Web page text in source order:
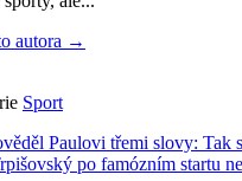
autora →
Sport
Paulovi třemi slovy: Tak
po famózním startu